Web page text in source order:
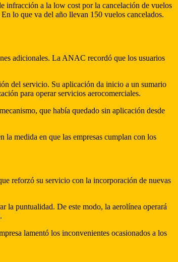
a la low cost por la cancelación de vuelos
lo que va del año llevan 150 vuelos cancelados.
adicionales. La ANAC recordó que los usuarios
del servicio. Su aplicación da inicio a un sumario
para operar servicios aerocomerciales.
que había quedado sin aplicación desde
la medida en que las empresas cumplan con los
reforzó su servicio con la incorporación de nuevas
la puntualidad. De este modo, la aerolínea operará
lamentó los inconvenientes ocasionados a los